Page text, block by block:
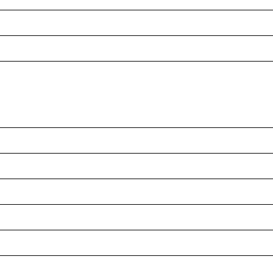
Universität Erfurt
of Jerusalem mit „Studium in Israel e.V.“; Studium
der Universität Erfurt, Abschluss 07/2024: Magistra
Abschlussarbeiten mit Gender- und Diversity-
– Perspektiven"
Fundamentaltheologie
des Deutschen Akademischen
4 im Kontext heutiger Erinnerungskultur beitragen
katholische Kirche vom weiblichen Rabbinat lernen
und verschlossenen Türen – das Ende der Debatte?
des Bistums Aachen in Kooperation mit der Kath.-
Akademie in Bayern (Online 11.06.2026).
im Rahmen der Online-Seminarreihe
mal anders ansehen. Hörenswertes.
Antonia Dölle spricht im Interview über